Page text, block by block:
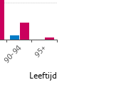
Leeftijd
90-94 95+